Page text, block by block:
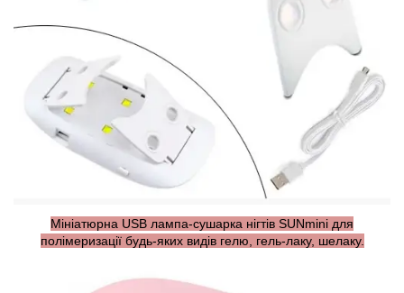
Мініатюрна USB лампа-сушарка нігтів SUNmini для
полімеризації будь-яких видів гелю, гель-лаку, шелаку.